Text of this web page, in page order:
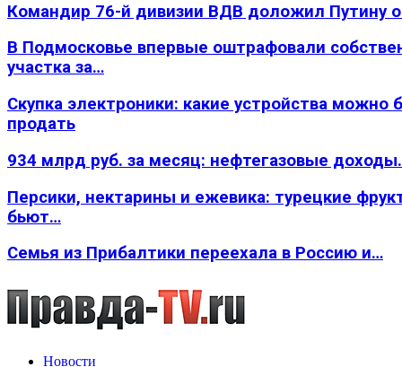
Командир 76-й дивизии ВДВ доложил Путину
В Подмосковье впервые оштрафовали
участка за…
Скупка электроники: какие устройства можно
продать
934 млрд руб. за месяц: нефтегазовые
Персики, нектарины и ежевика: турецкие
бьют…
Семья из Прибалтики переехала в Россию и…
Новости